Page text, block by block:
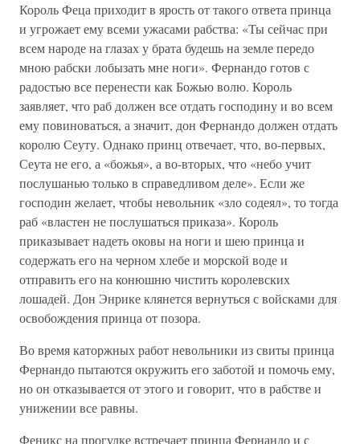
Король Феца приходит в ярость от такого ответа принца
и угрожает ему всеми ужасами рабства: «Ты сейчас при
всем народе на глазах у брата будешь на земле передо
мною рабски лобызать мне ноги». Фернандо готов с
радостью все перенести как Божью волю. Король
заявляет, что раб должен все отдать господину и во всем
ему повиноваться, а значит, дон Фернандо должен отдать
королю Сеуту. Однако принц отвечает, что, во-первых,
Сеута не его, а «божья», а во-вторых, что «небо учит
послушанью только в справедливом деле». Если же
господин желает, чтобы невольник «зло содеял», то тогда
раб «властен не послушаться приказа». Король
приказывает надеть оковы на ноги и шею принца и
содержать его на черном хлебе и морской воде и
отправить его на конюшню чистить королевских
лошадей. Дон Энрике клянется вернуться с войсками для
освобождения принца от позора.
Во время каторжных работ невольники из свиты принца
Фернандо пытаются окружить его заботой и помочь ему,
но он отказывается от этого и говорит, что в рабстве и
унижении все равны.
Феникс на прогулке встречает принца Фернандо и с